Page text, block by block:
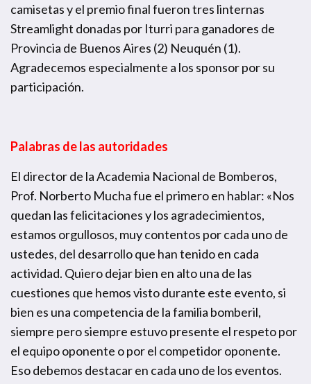
camisetas y el premio final fueron tres linternas
Streamlight donadas por Iturri para ganadores de
Provincia de Buenos Aires (2) Neuquén (1).
Agradecemos especialmente a los sponsor por su
participación.
Palabras de las autoridades
El director de la Academia Nacional de Bomberos,
Prof. Norberto Mucha fue el primero en hablar: «Nos
quedan las felicitaciones y los agradecimientos,
estamos orgullosos, muy contentos por cada uno de
ustedes, del desarrollo que han tenido en cada
actividad. Quiero dejar bien en alto una de las
cuestiones que hemos visto durante este evento, si
bien es una competencia de la familia bomberil,
siempre pero siempre estuvo presente el respeto por
el equipo oponente o por el competidor oponente.
Eso debemos destacar en cada uno de los eventos.